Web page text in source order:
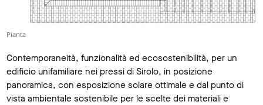
Pianta
Contemporaneità, funzionalità ed ecosostenibilità, per un
edificio unifamiliare nei pressi di Sirolo, in posizione
panoramica, con esposizione solare ottimale e dal punto di
vista ambientale sostenibile per le scelte dei materiali e